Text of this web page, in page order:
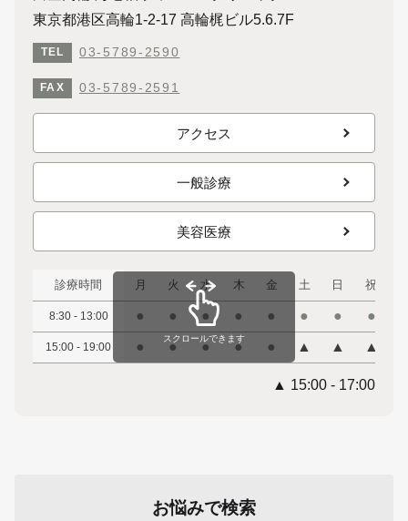
東京都港区高輪1-2-17 高輪梶ビル5.6.7F
TEL 03-5789-2590
FAX 03-5789-2591
アクセス
一般診療
美容医療
診療時間 月 火 水 木 金 土 日 祝
8:30 - 13:00 ● ● ● ● ● ● ● ●
15:00 - 19:00 ● ● ● ● ● ▲ ▲ ▲
スクロールできます
▲ 15:00 - 17:00
お悩みで検索